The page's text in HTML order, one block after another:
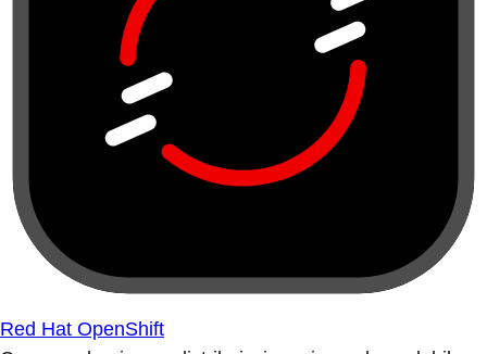
Red Hat OpenShift